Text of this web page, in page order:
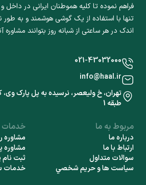
فراهم نموده تا کلیه هموطنان ایرانی در داخل
تنها با استفاده از یک گوشی هوشمند و به طور
اندک در هر ساعتی از شبانه روز بتوانند مشاوره
مربوط به ما
درباره ما
ارتباط با ما
سوالات متداول
سياست ها و حريم شخصي
خدمات
مشاوره
مشاوره
ثبت
خدمات
021-43032000
info@haal.ir
طبقه 1